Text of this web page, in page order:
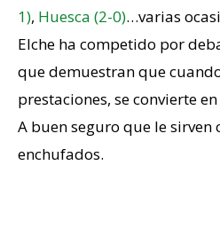
1), Huesca (2-0)…varias
Elche ha competido por
que demuestran que
prestaciones, se convierte
A buen seguro que le sirven
enchufados.